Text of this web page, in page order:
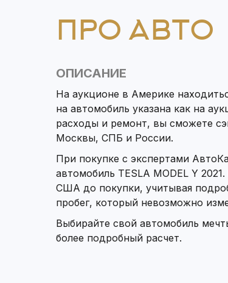
ПРО АВТО
ОПИСАНИЕ
На аукционе в Америке
на автомобиль указана как на
расходы и ремонт, вы сможете
Москвы, СПБ и России.
При покупке с экспертами
автомобиль TESLA MODEL Y
США до покупки, учитывая
пробег, который невозможно
Выбирайте свой автомобиль
более подробный расчет.